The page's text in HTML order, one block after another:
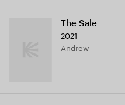
The Sale
2021
Andrew